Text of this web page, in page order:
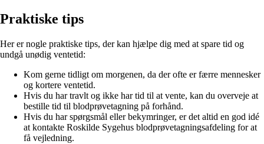
Praktiske tips
Her er nogle praktiske tips, der kan hjælpe dig med at spare tid og
undgå unødig ventetid:
Kom gerne tidligt om morgenen, da der ofte er færre mennesker
og kortere ventetid.
Hvis du har travlt og ikke har tid til at vente, kan du overveje at
bestille tid til blodprøvetagning på forhånd.
Hvis du har spørgsmål eller bekymringer, er det altid en god idé
at kontakte Roskilde Sygehus blodprøvetagningsafdeling for at
få vejledning.